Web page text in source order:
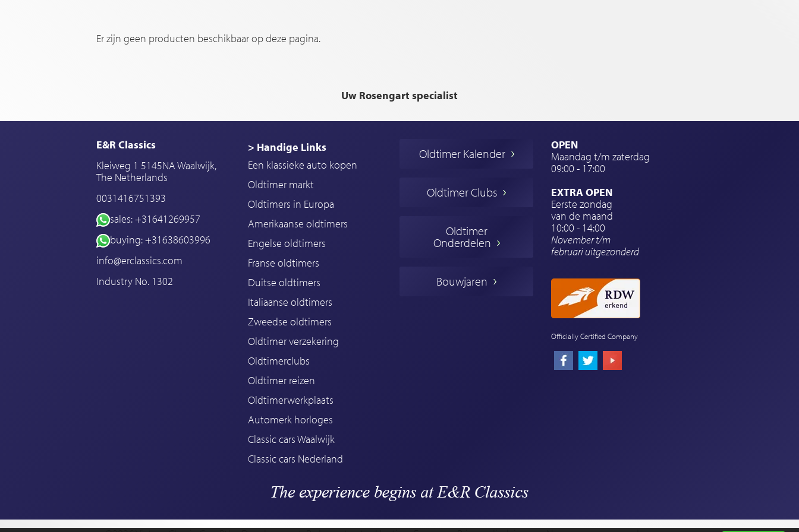
Er zijn geen producten beschikbaar op deze pagina.
Uw Rosengart specialist
E&R Classics
Kleiweg 1 5145NA Waalwijk,
The Netherlands
0031416751393
sales: +31641269957
buying: +31638603996
info@erclassics.com
Industry No. 1302
> Handige Links
Een klassieke auto kopen
Oldtimer markt
Oldtimers in Europa
Amerikaanse oldtimers
Engelse oldtimers
Franse oldtimers
Duitse oldtimers
Italiaanse oldtimers
Zweedse oldtimers
Oldtimer verzekering
Oldtimerclubs
Oldtimer reizen
Oldtimerwerkplaats
Automerk horloges
Classic cars Waalwijk
Classic cars Nederland
Oldtimer Kalender
Oldtimer Clubs
Oldtimer
Onderdelen
Bouwjaren
OPEN
Maandag t/m zaterdag
09:00 - 17:00
EXTRA OPEN
Eerste zondag
van de maand
10:00 - 14:00
November t/m
februariuitgezonderd
Officially Certified Company